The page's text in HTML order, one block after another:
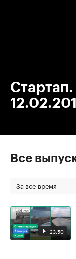
Все
За все время
23:50